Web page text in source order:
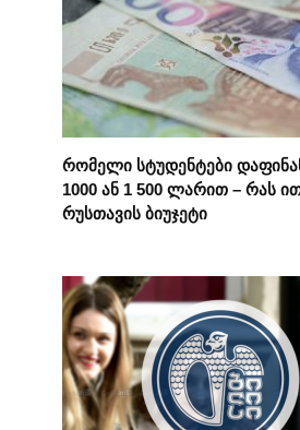
რომელი სტუდენტები
1000 ან 1 500 ლარით – რას
რუსთავის ბიუჯეტი